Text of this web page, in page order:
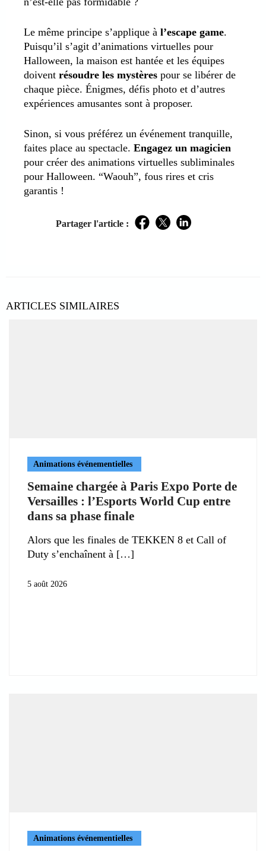
Le même principe s’applique à l’escape game.
Puisqu’il s’agit d’animations virtuelles pour
Halloween, la maison est hantée et les équipes
doivent résoudre les mystères pour se libérer de
chaque pièce. Énigmes, défis photo et d’autres
expériences amusantes sont à proposer.
Sinon, si vous préférez un événement tranquille,
faites place au spectacle. Engagez un magicien
pour créer des animations virtuelles subliminales
pour Halloween. “Waouh”, fous rires et cris
garantis !
Partager l'article : Facebook
TwitterLinkedIn
ARTICLES SIMILAIRES
Animations événementielles
Semaine chargée à Paris Expo Porte de
Versailles : l’Esports World Cup entre
dans sa phase finale
Alors que les finales de TEKKEN 8 et Call of
Duty s’enchaînent à
5 août 2026
Animations événementielles